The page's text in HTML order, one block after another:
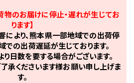
物のお届けに停止・遅れが生じてお
ります】
より、熊本県一部地域での出荷停
での出荷遅延が生じております。
日数を要する場合がございます。
承くださいます様お願い申し上げま
す。